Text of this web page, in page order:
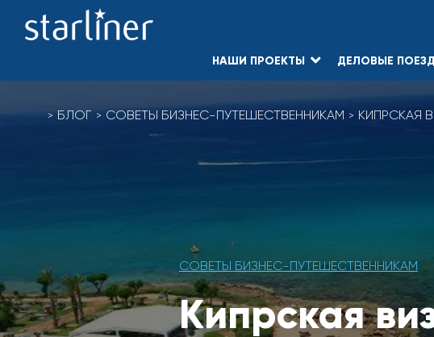
НАШИ ПРОЕКТЫ ДЕЛОВЫЕ
БЛОГ СОВЕТЫ БИЗНЕС-ПУТЕШЕСТВЕННИКАМ КИПРСКАЯ
СОВЕТЫ БИЗНЕС-ПУТЕШЕСТВЕННИКАМ
Кипрская